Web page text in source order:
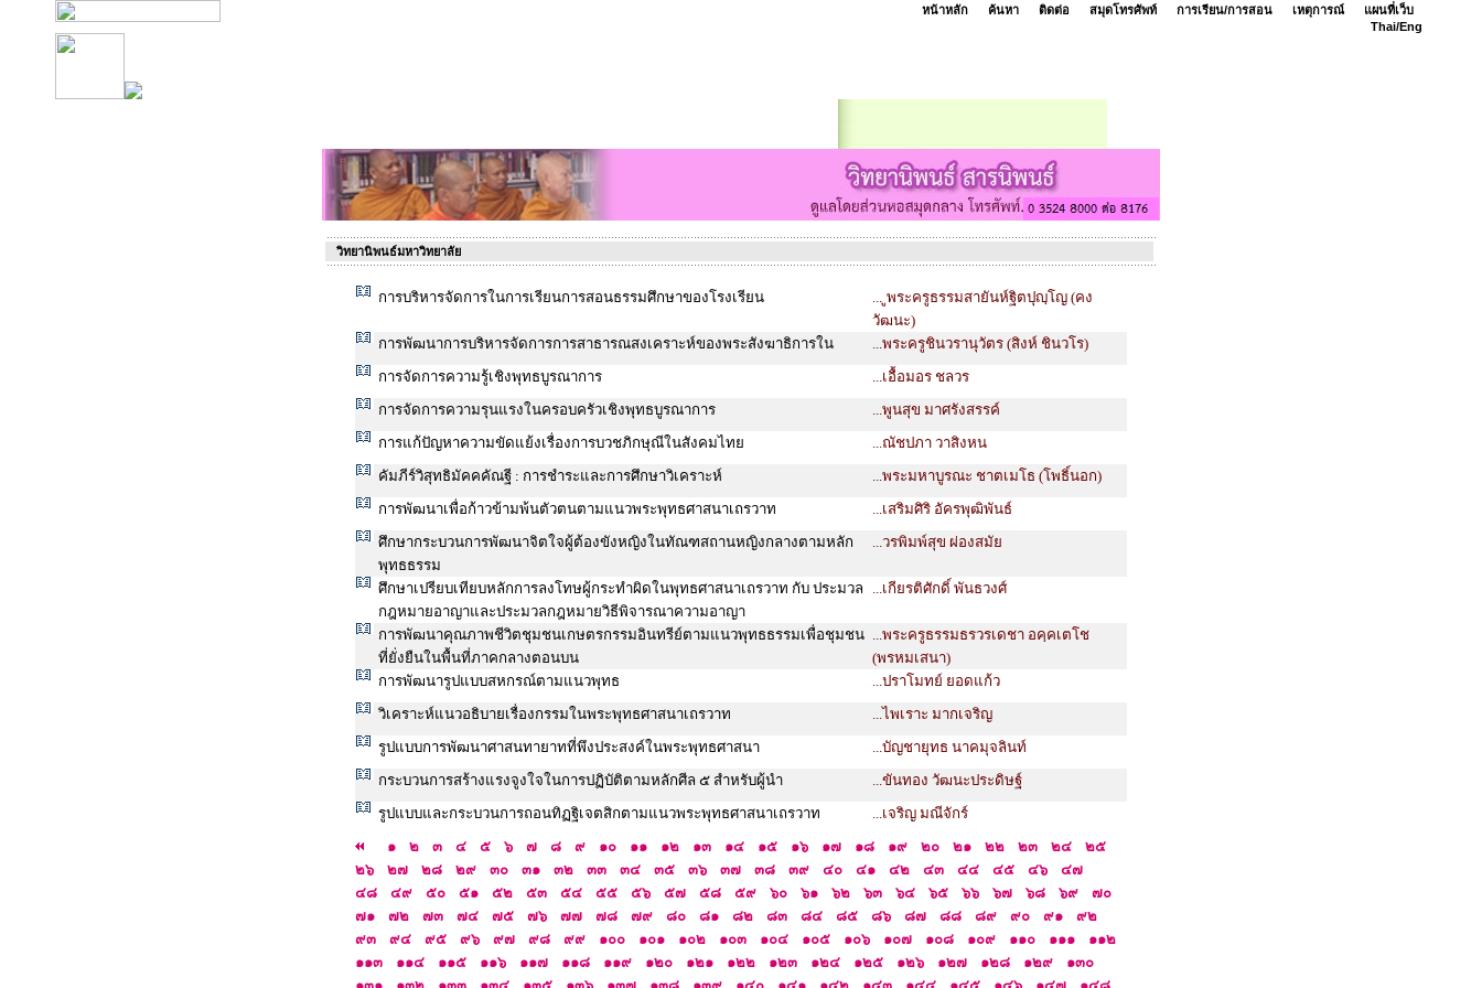
หน้าหลัก ค้นหา ติดต่อ สมุดโทรศัพท์ การเรียน/การสอน เหตุการณ์
แผนที่เว็บ
Thai/Eng
วิทยานิพนธ์มหาวิทยาลัย
การบริหารจัดการในการเรียนการสอนธรรมศึกษาของโรงเรียน
... ูพระครูธรรมสายันห์ฐิตปุญฺโญ (คง
วัฒนะ)
การพัฒนาการบริหารจัดการการสาธารณสงเคราะห์ของพระสังฆาธิการใน
...พระครูชินวรานุวัตร (สิงห์ ชินวโร)
การจัดการความรู้เชิงพุทธบูรณาการ
...เอื้อมอร ชลวร
การจัดการความรุนแรงในครอบครัวเชิงพุทธบูรณาการ
...พูนสุข มาศรังสรรค์
การแก้ปัญหาความขัดแย้งเรื่องการบวชภิกษุณีในสังคมไทย
...ณัชปภา วาสิงหน
คัมภีร์วิสุทธิมัคคคัณฐี : การชำระและการศึกษาวิเคราะห์
...พระมหาบูรณะ ชาตเมโธ (โพธิ์นอก)
การพัฒนาเพื่อก้าวข้ามพ้นตัวตนตามแนวพระพุทธศาสนาเถรวาท
...เสริมศิริ อัครพุฒิพันธ์
ศึกษากระบวนการพัฒนาจิตใจผู้ต้องขังหญิงในทัณฑสถานหญิงกลางตามหลัก
พุทธธรรม
...วรพิมพ์สุข ผ่องสมัย
ศึกษาเปรียบเทียบหลักการลงโทษผู้กระทำผิดในพุทธศาสนาเถรวาท กับ ประมวล
กฎหมายอาญาและประมวลกฎหมายวิธีพิจารณาความอาญา
...เกียรติศักดิ์ พันธวงศ์
การพัฒนาคุณภาพชีวิตชุมชนเกษตรกรรมอินทรีย์ตามแนวพุทธธรรมเพื่อชุมชน
ที่ยั่งยืนในพื้นที่ภาคกลางตอนบน
...พระครูธรรมธรวรเดชา อคฺคเตโช
(พรหมเสนา)
การพัฒนารูปแบบสหกรณ์ตามแนวพุทธ
...ปราโมทย์ ยอดแก้ว
วิเคราะห์แนวอธิบายเรื่องกรรมในพระพุทธศาสนาเถรวาท
...ไพเราะ มากเจริญ
รูปแบบการพัฒนาศาสนทายาทที่พึงประสงค์ในพระพุทธศาสนา
...บัญชายุทธ นาคมุจลินท์
กระบวนการสร้างแรงจูงใจในการปฏิบัติตามหลักศีล ๕ สำหรับผู้นำ
...ขันทอง วัฒนะประดิษฐ์
รูปแบบและกระบวนการถอนทิฏฐิเจตสิกตามแนวพระพุทธศาสนาเถรวาท
...เจริญ มณีจักร์
๑
๒ ๓ ๔ ๕ ๖ ๗ ๘ ๙ ๑๐ ๑๑ ๑๒ ๑๓ ๑๔ ๑๕ ๑๖ ๑๗ ๑๘ ๑๙ ๒๐ ๒๑ ๒๒ ๒๓ ๒๔
๒๕
๒๖
๒๗ ๒๘ ๒๙ ๓๐ ๓๑ ๓๒ ๓๓ ๓๔ ๓๕ ๓๖ ๓๗ ๓๘ ๓๙ ๔๐ ๔๑ ๔๒ ๔๓ ๔๔ ๔๕ ๔๖
๔๗
๔๘
๔๙ ๕๐ ๕๑ ๕๒ ๕๓ ๕๔ ๕๕ ๕๖ ๕๗ ๕๘ ๕๙ ๖๐ ๖๑ ๖๒ ๖๓ ๖๔ ๖๕ ๖๖ ๖๗ ๖๘ ๖๙
๗๐
๗๑
๗๒ ๗๓ ๗๔ ๗๕ ๗๖ ๗๗ ๗๘ ๗๙ ๘๐ ๘๑ ๘๒ ๘๓ ๘๔ ๘๕ ๘๖ ๘๗ ๘๘ ๘๙ ๙๐ ๙๑
๙๒
๙๓
๙๔ ๙๕ ๙๖ ๙๗ ๙๘ ๙๙ ๑๐๐ ๑๐๑ ๑๐๒ ๑๐๓ ๑๐๔ ๑๐๕ ๑๐๖ ๑๐๗ ๑๐๘ ๑๐๙ ๑๑๐ ๑๑๑
๑๑๒
๑๑๓
๑๑๔ ๑๑๕ ๑๑๖ ๑๑๗ ๑๑๘ ๑๑๙ ๑๒๐ ๑๒๑ ๑๒๒ ๑๒๓ ๑๒๔ ๑๒๕ ๑๒๖ ๑๒๗ ๑๒๘ ๑๒๙
๑๓๐